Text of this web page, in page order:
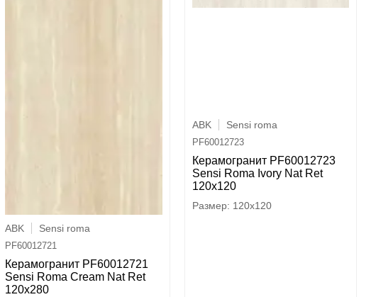
ABK Sensi roma
PF60012721
Керамогранит PF60012721
Sensi Roma Cream Nat Ret
120x280
ABK Sensi roma
PF60012723
Керамогранит PF60012723
Sensi Roma Ivory Nat Ret
120x120
120x120